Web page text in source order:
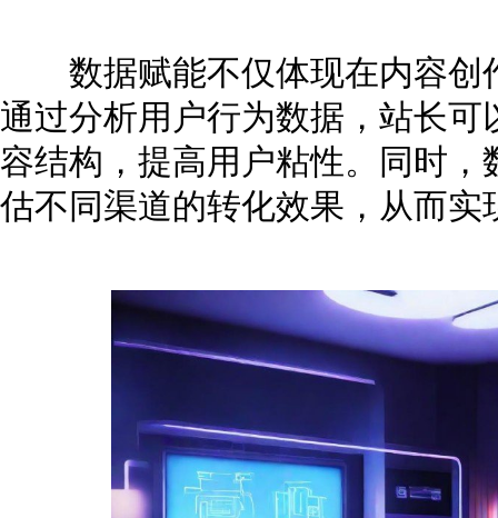
数据赋能不仅体现在内容创
通过分析用户行为数据，站长
容结构，提高用户粘性。同时
估不同渠道的转化效果，从而实